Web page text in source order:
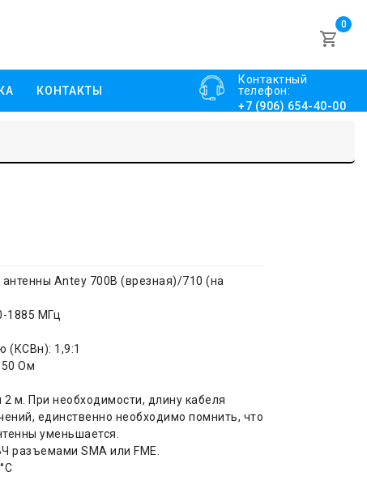
0
КОНТАКТЫ
Контактный
телефон:
+7 (906) 654-40-00
Antey 700В (врезная)/710 (на
1885 МГц
(КСВн): 1,9:1
50 Ом
м. При необходимости, длину кабеля
единственно необходимо помнить, что
уменьшается.
разъемами SMA или FME.